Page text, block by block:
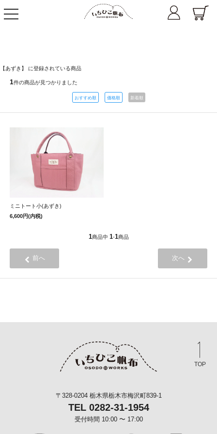
navigation
【あずき】 に登録されている商品
1件の商品が見つかりました
おすすめ順 価格順 新着順
ミニトート小(あずき)
6,600円(内税)
1商品中 1-1商品
前へ 次へ
TOP
〒328-0204 栃木県栃木市梅沢町839-1
TEL 0282-31-1954
受付時間 10:00 〜 17:00